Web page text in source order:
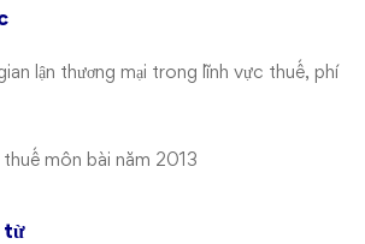
lận thương mại trong lĩnh vực thuế, phí
thuế môn bài năm 2013
từ